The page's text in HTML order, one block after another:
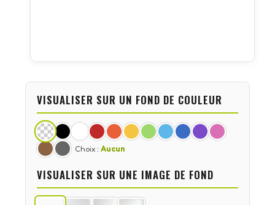
VISUALISER SUR UN FOND DE COULEUR
Choix : Aucun
VISUALISER SUR UNE IMAGE DE FOND